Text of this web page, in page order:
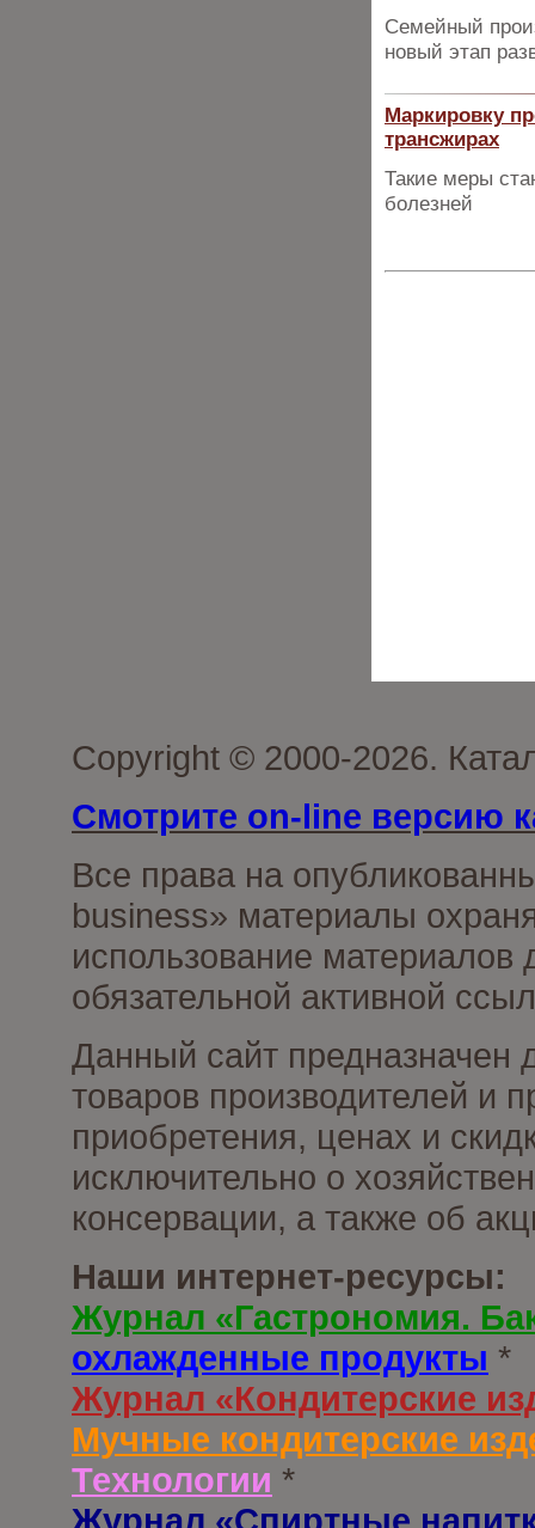
Семейный
новый этап
Маркировку
трансжирах
Такие меры
болезней
Copyright © 2000-2026.
Смотрите on-line версию
Все права на
business» материалы
использование материалов
обязательной активной
Данный сайт предназначен
товаров производителей и
приобретения, ценах и
исключительно о
консервации, а также об
Наши интернет-ресурсы:
Журнал «Гастрономия.
охлажденные продукты *
Журнал «Кондитерские
Мучные кондитерские
Технологии *